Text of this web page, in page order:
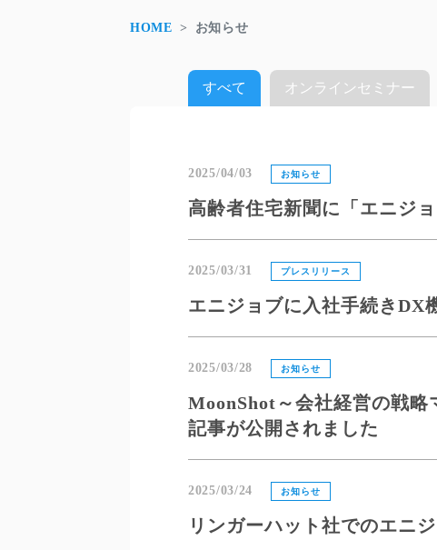
HOME お知らせ
すべて オンラインセミナー
2025/04/03 お知らせ
高齢者住宅新聞に「エニジ
2025/03/31 プレスリリース
エニジョブに入社手続きDX
2025/03/28 お知らせ
MoonShot～会社経営の戦略
記事が公開されました
2025/03/24 お知らせ
リンガーハット社でのエニ